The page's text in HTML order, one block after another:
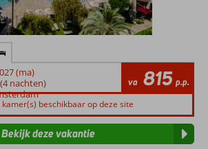
(ma)
nachten)
va 815 p.p.
kamer(s) beschikbaar op deze site
Bekijk deze vakantie